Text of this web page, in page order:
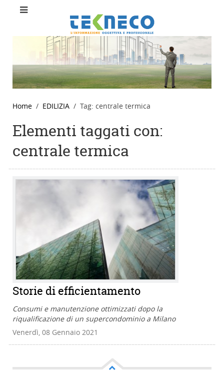
Home EDILIZIA Tag: centrale termica
Elementi taggati con:
centrale termica
Storie di efficientamento
Consumi e manutenzione ottimizzati dopo la
riqualificazione di un supercondominio a Milano
Venerdì, 08 Gennaio 2021